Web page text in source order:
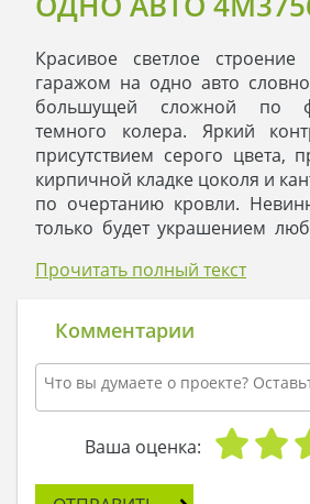
Красивое светлое
гаражом на одно авто
большущей сложной по
темного колера. Яркий
присутствием серого цвета,
кирпичной кладке цоколя и
по очертанию кровли.
только будет украшением
подчеркивающим
Размещенный под
позволяет жильцам в
обслуживать
приятелей и
предусмотрены большие
помещения: кухня,
друг другу, при этом
Прочитать полный текст
Комментарии
Ваша оценка: